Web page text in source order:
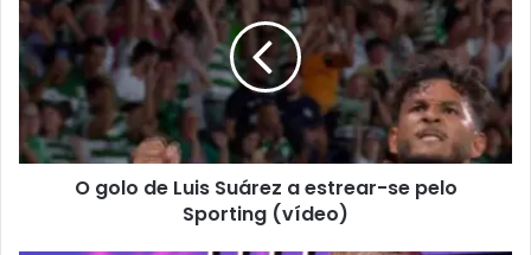
O golo de Luis Suárez a estrear-se pelo
Sporting (vídeo)